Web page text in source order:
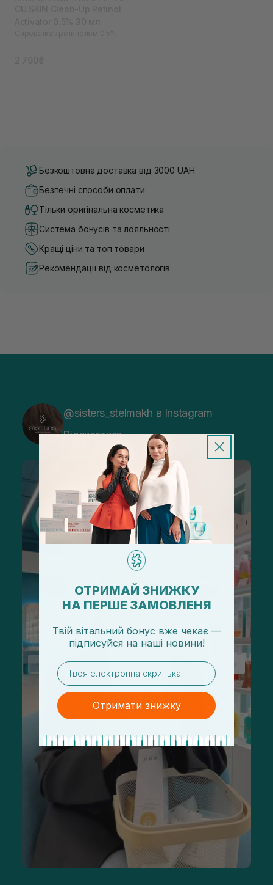
Безкоштовна доставка від 3000 UAH
Безпечні способи оплати
Тільки оригінальна косметика
Система бонусів та лояльності
Кращі ціни та топ товари
Рекомендації від косметологів
@sisters_stelmakh в Instagram
Підписатися
ОТРИМАЙ ЗНИЖКУ
НА ПЕРШЕ ЗАМОВЛЕНЯ
Твій вітальний бонус вже чекає —
підписуйся на наші новини!
email
Отримати знижку